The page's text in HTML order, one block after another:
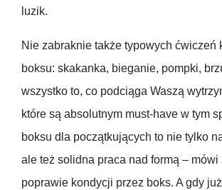
luzik.
Nie zabraknie także typowych ćwiczeń
boksu: skakanka, bieganie, pompki,
wszystko to, co podciąga Waszą
które są absolutnym must-have w tym
boksu dla początkujących to nie tylko
ale też solidna praca nad formą – mówi
poprawie kondycji przez boks. A gdy